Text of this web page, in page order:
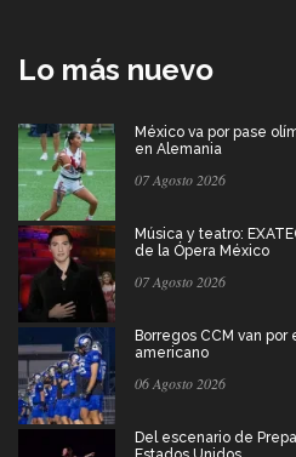
Lo más nuevo
México va por pase
en Alemania
07 Agosto 2026
Música y teatro:
de la Ópera México
07 Agosto 2026
Borregos CCM van
americano
06 Agosto 2026
Del escenario de